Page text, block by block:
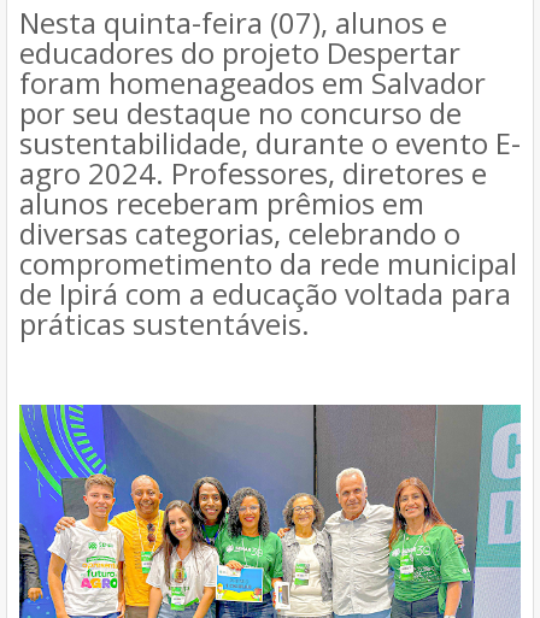
Nesta quinta-feira (07), alunos e
educadores do projeto Despertar
foram homenageados em Salvador
por seu destaque no concurso de
sustentabilidade, durante o evento E-
agro 2024. Professores, diretores e
alunos receberam prêmios em
diversas categorias, celebrando o
comprometimento da rede municipal
de Ipirá com a educação voltada para
práticas sustentáveis.